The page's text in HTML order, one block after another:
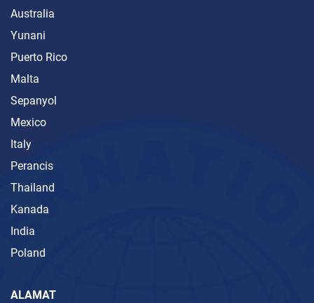
Australia
Yunani
Puerto Rico
Malta
Sepanyol
Mexico
Italy
Perancis
Thailand
Kanada
India
Poland
ALAMAT